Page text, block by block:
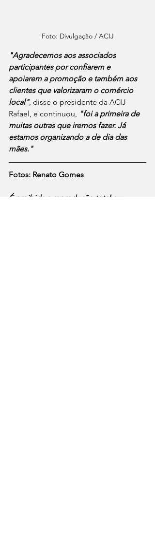
Foto: Divulgação / ACIJ
"Agradecemos aos associados
participantes por confiarem e
apoiarem a promoção e também aos
clientes que valorizaram o comércio
local", disse o presidente da ACIJ
Rafael, e continuou, "foi a primeira de
muitas outras que iremos fazer. Já
estamos organizando a de dia das
mães."
Fotos: Renato Gomes
É proibida a reprodução total ou